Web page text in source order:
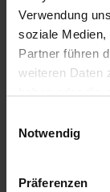
Verwendung
soziale Medien,
Partner führen
weiteren Daten
Notwendig
Präferenzen
Qualitativ
alle Fälle zu
Die Serie „
erhalten durch